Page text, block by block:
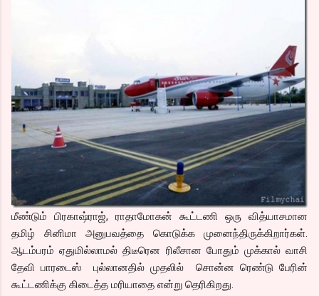
மீண்டும் பிரகாஷ்ராஜ், ராதாமோகன் கூட்டணி ஒரு வித்யாசமான
தமிழ் சினிமா அனுபவத்தை கொடுக்க முனைந்திருக்கிறார்கள்.
ஆடம்பரம் ஏதுமில்லாமல் திடீரென ரிலீசான போதும் முக்கால் வாசி
தேவி பாரடைஸ் புல்லானதில் முதலில் சொன்ன ரெண்டு பேரின்
கூட்டணிக்கு கிடைத்த மரியாதை என்று தெரிகிறது.